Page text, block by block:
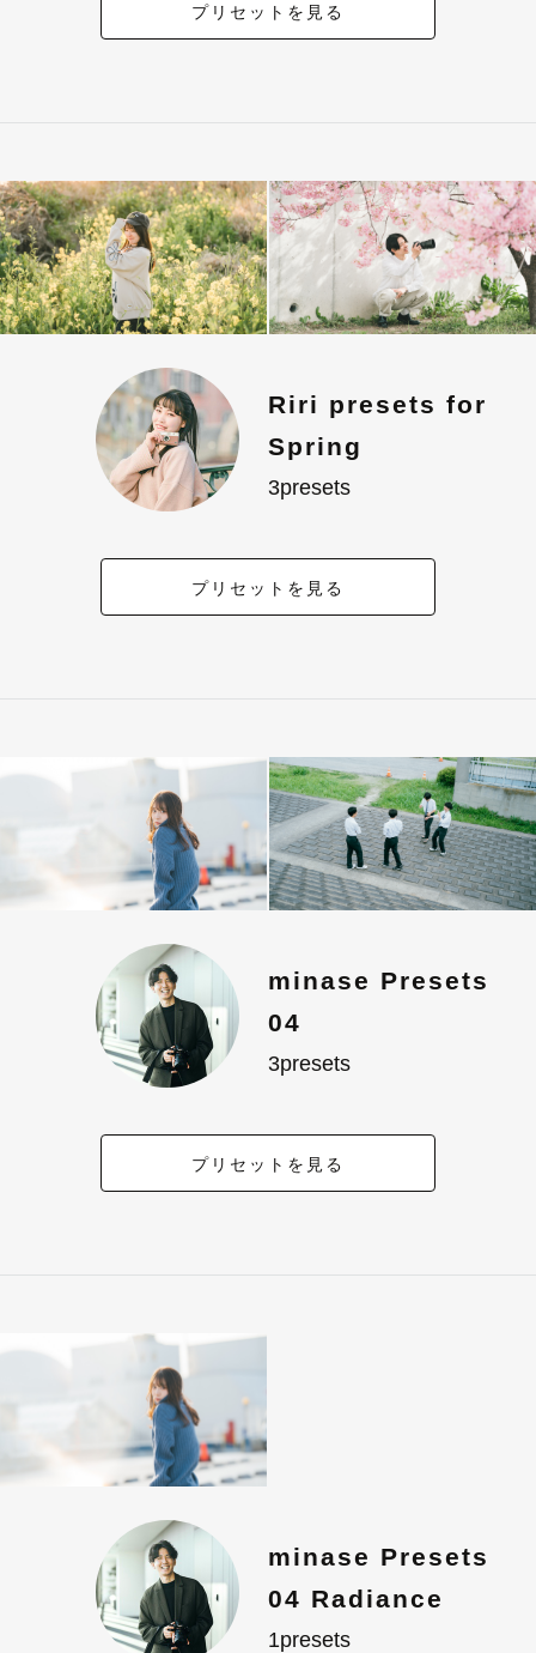
プリセットを見る
Riri presets for
Spring
3presets
プリセットを見る
minase Presets
04
3presets
プリセットを見る
minase Presets
04 Radiance
1presets